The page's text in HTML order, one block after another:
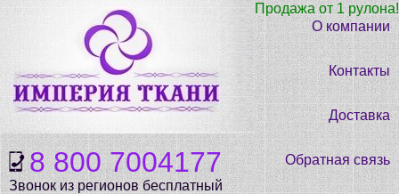
8 800 7004177
Звонок из регионов бесплатный
Продажа от 1 рулона!
О компании
Контакты
Доставка
Обратная связь